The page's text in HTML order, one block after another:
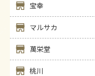
宝幸
マルサカ
萬栄堂
桃川